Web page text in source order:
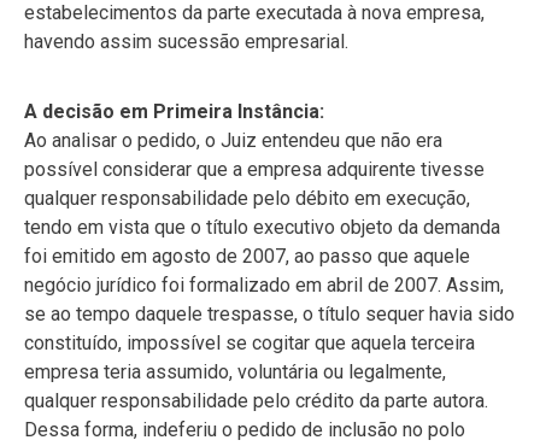
estabelecimentos da parte executada à nova empresa,
havendo assim sucessão empresarial.
A decisão em Primeira Instância:
Ao analisar o pedido, o Juiz entendeu que não era
possível considerar que a empresa adquirente tivesse
qualquer responsabilidade pelo débito em execução,
tendo em vista que o título executivo objeto da demanda
foi emitido em agosto de 2007, ao passo que aquele
negócio jurídico foi formalizado em abril de 2007. Assim,
se ao tempo daquele trespasse, o título sequer havia sido
constituído, impossível se cogitar que aquela terceira
empresa teria assumido, voluntária ou legalmente,
qualquer responsabilidade pelo crédito da parte autora.
Dessa forma, indeferiu o pedido de inclusão no polo